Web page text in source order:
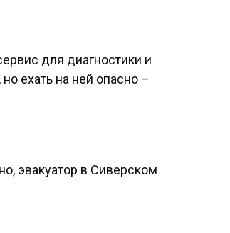
для диагностики и
ехать на ней опасно –
эвакуатор в Сиверском